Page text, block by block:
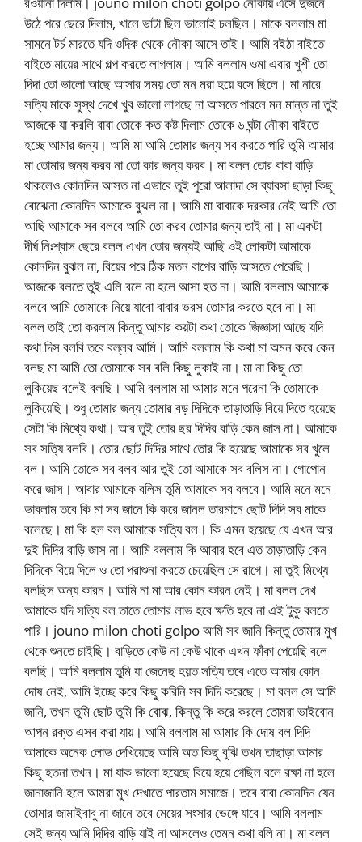
উঠে পরে ছেরে দিলাম, খালে ভাটা ছিল ভালোই চলছিল। মাকে বললাম মা
সামনে টর্চ মারতে যদি ওদিক থেকে নৌকা আসে তাই। আমি বইঠা বাইতে
বাইতে মায়ের সাথে গল্প করতে লাগলাম। আমি বললাম ওমা এবার খুশী তো
দিদা তো ভালো আছে আসার সময় তো মন মরা হয়ে বসে ছিলে। মা নারে
সত্যি মাকে সুস্থ দেখে খুব ভালো লাগছে না আসতে পারলে মন মান্ত না তুই
আজকে যা করলি বাবা তোকে কত কষ্ট দিলাম তোকে ৬ ঘন্টা নৌকা বাইতে
হচ্ছে আমার জন্য। আমি মা আমি তোমার জন্য সব করতে পারি তুমি আমার
মা তোমার জন্য করব না তো কার জন্য করব। মা বলল তোর বাবা বাড়ি
থাকলেও কোনদিন আসত না এভাবে তুই পুরো আলাদা সে ব্যাবসা ছাড়া কিছু
বোঝেনা কোনদিন আমাকে বুঝল না। আমি মা বাবাকে দরকার নেই আমি তো
আছি আমাকে সব বলবে আমি তো করব তোমার জন্য তাই না। মা একটা
দীর্ঘ নিঃশ্বাস ছেরে বলল এখন তোর জন্যই আছি ওই লোকটা আমাকে
কোনদিন বুঝল না, বিয়ের পরে ঠিক মতন বাপের বাড়ি আসতে পেরেছি।
আজকে বলতে তুই এলি বলে না হলে আসা হত না। আমি বললাম আমাকে
বলবে আমি তোমাকে নিয়ে যাবো বাবার ভরস তোমার করতে হবে না। মা
বলল তাই তো করলাম কিন্তু আমার কয়টা কথা তোকে জিজ্ঞাসা আছে যদি
কথা দিস বলবি তবে বল্লব আমি। আমি বললাম কি কথা মা অমন করে কেন
বলছ মা আমি তো তোমাকে সব বলি কিছু লুকাই না। মা না কিছু তো
লুকিয়েছ বলেই বলছি। আমি বললাম মা আমার মনে পরেনা কি তোমাকে
লুকিয়েছি। শুধু তোমার জন্য তোমার বড় দিদিকে তাড়াতাড়ি বিয়ে দিতে হয়েছে
সেটা কি মিথ্যে কথা। আর তুই তোর ছর দিদির বাড়ি কেন জাস না। আমাকে
সব সত্যি বলবি। তোর ছোট দিদির সাথে তোর কি হয়েছে আমাকে সব খুলে
বল। আমি তোকে সব বলব আর তুই তো আমাকে সব বলিস না। গোপোন
করে জাস। আবার আমাকে বলিস তুমি আমাকে সব বলবে। আমি মনে মনে
ভাবলাম তবে কি মা সব জানে কি করে জানল তারমানে ছোট দিদি সব মাকে
বলেছে। মা কি হল বল আমাকে সত্যি বল। কি এমন হয়েছে যে এখন আর
দুই দিদির বাড়ি জাস না। আমি বললাম কি আবার হবে এত তাড়াতাড়ি কেন
দিদিকে বিয়ে দিলে ও তো পরাশুনা করতে চেয়েছিল সে রাগে। মা তুই মিথ্যে
বলছিস অন্য কারন। আমি না মা আর কোন কারন নেই। মা বলল দেখ
আমাকে যদি সত্যি বল তাতে তোমার লাভ হবে ক্ষতি হবে না এই টুকু বলতে
পারি। jouno milon choti golpo আমি সব জানি কিন্তু তোমার মুখ
থেকে শুনতে চাইছি। বাড়িতে কেউ না কেউ থাকে এখন ফাঁকা পেয়েছি বলে
বলছি। আমি বললাম তুমি যা জেনেছ হয়ত সত্যি তবে এতে আমার কোন
দোষ নেই, আমি ইচ্ছে করে কিছু করিনি সব দিদি করেছে। মা বলল সে আমি
জানি, তখন তুমি ছোট তুমি কি বোঝ, কিন্তু কি করে করলে তোমরা ভাইবোন
আপন রক্ত এসব করা যায়। আমি বললাম মা আমার কি দোষ বল দিদি
আমাকে অনেক লোভ দেখিয়েছে আমি অত কিছু বুঝি তখন তাছাড়া আমার
কিছু হতনা তখন। মা যাক ভালো হয়েছে বিয়ে হয়ে গেছিল বলে রক্ষা না হলে
জানাজানি হলে আমরা মুখ দেখাতে পারতাম সমাজে। তবে বাবা কোনদিন যেন
তোমার জামাইবাবু না জানে তবে মেয়ের সংসার ভেঙ্গে যাবে। আমি বললাম
সেই জন্য আমি দিদির বাড়ি যাই না আসলেও তেমন কথা বলি না। মা বলল